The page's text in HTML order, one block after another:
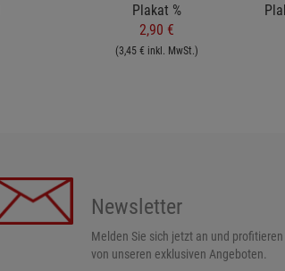
Plakat %
2,90 €
(3,45 € inkl. MwSt.)
Newsletter
Melden Sie sich jetzt an und profitieren
von unseren exklusiven Angeboten.